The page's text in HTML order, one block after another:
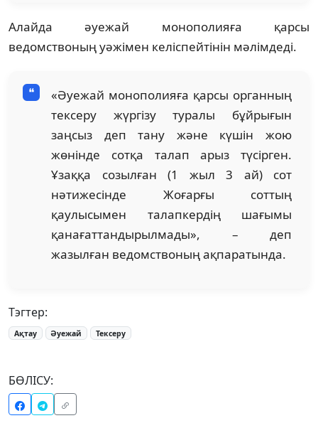
Алайда әуежай монополияға қарсы
ведомствоның уәжімен келіспейтінін мәлімдеді.
«Әуежай монополияға қарсы органның
тексеру жүргізу туралы бұйрығын
заңсыз деп тану және күшін жою
жөнінде сотқа талап арыз түсірген.
Ұзаққа созылған (1 жыл 3 ай) сот
нәтижесінде Жоғарғы соттың
қаулысымен талапкердің шағымы
қанағаттандырылмады», – деп
жазылған ведомствоның ақпаратында.
Тэгтер:
Ақтау Әуежай Тексеру
БӨЛІСУ: